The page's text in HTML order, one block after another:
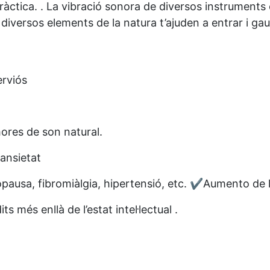
. La vibració sonora de diversos
elements de la natura t’ajuden a entrar i
de son natural.
fibromiàlgia, hipertensió, etc. ✔️Aumento de
més enllà de l’estat intel·lectual .